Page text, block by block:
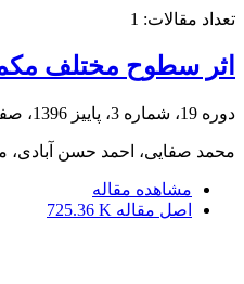
تعداد مقالات: 1
اثر سطوح مختلف
دوره 19، شماره 3، پاییز 1396، صفحه
محمد صفایی، احمد حسن آبادی،
مشاهده مقاله
اصل مقاله 725.36 K